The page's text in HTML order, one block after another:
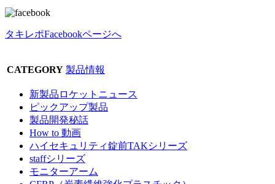
タキレポFacebookページへ
CATEGORY 製品情報
新製品ロケットニュース
ピックアップ製品
製品開発秘話
How to 動画
ハイセキュリティ錠前TAKシリーズ
staffシリーズ
モニターアーム